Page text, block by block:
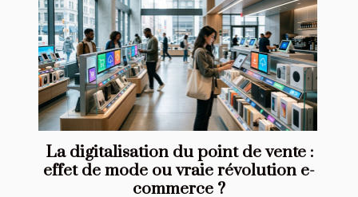
La digitalisation du point de vente :
effet de mode ou vraie révolution e-
commerce ?